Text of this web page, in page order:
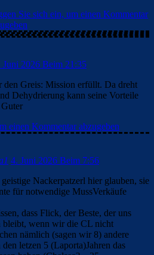
Sie sich ein, um einen Kommentar
Juni 2026 Beim 21:35
den Greis: Mission erfüllt. Da dreht
Dehydrierung kann seine Vorteile
einen Kommentar abzugeben
4. Juni 2026 Beim 7:56
Nackerpatzerl hier glauben, sie
für notwendige MussVerkäufe
dass Flick, der Beste, der uns
bleibt, wenn wir die CL nicht
nämlich (sagen wir 8) andere
letzen 5 (Laporta)Jahren das